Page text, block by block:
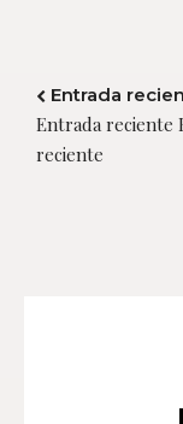
Entrada
Entrada reciente
reciente